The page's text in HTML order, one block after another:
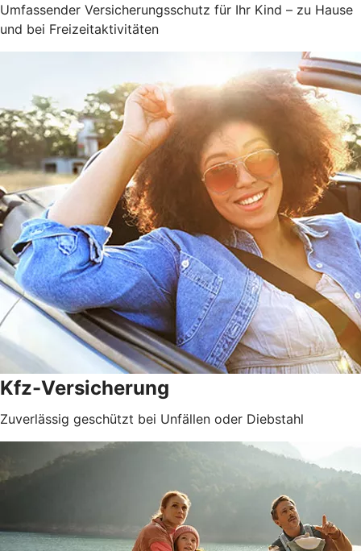
Umfassender Versicherungsschutz für Ihr Kind – zu Hause
und bei Freizeitaktivitäten
Kfz-Versicherung
Zuverlässig geschützt bei Unfällen oder Diebstahl